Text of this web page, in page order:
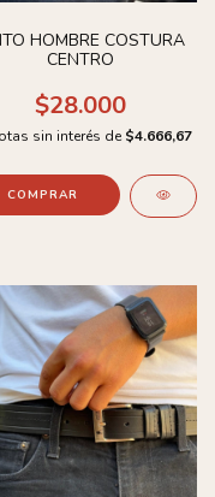
HOMBRE COSTURA
CENTRO
$28.000
sin interés de $4.666,67
COMPRAR